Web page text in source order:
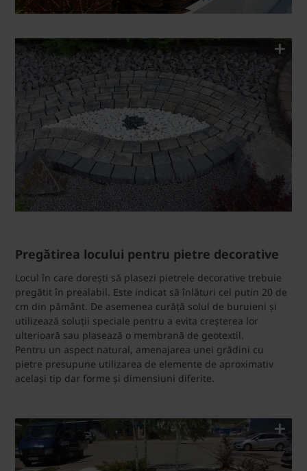
Pregătirea locului pentru pietre decorative
Locul în care dorești să plasezi pietrele decorative trebuie
pregătit în prealabil. Este indicat să înlături cel putin 20 de
cm din pământ. De asemenea curăță solul de buruieni și
utilizează soluții speciale pentru a evita creșterea lor
ulterioară sau plasează o membrană de geotextil.
Pentru un aspect natural, amenajarea unei grădini cu
pietre presupune utilizarea de elemente de aproximativ
același tip dar forme și dimensiuni diferite.